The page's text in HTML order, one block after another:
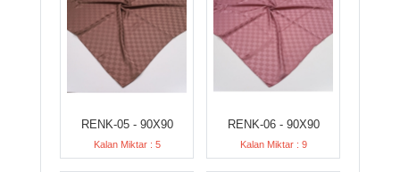
RENK-05 - 90X90
Kalan Miktar : 5
RENK-06 - 90X90
Kalan Miktar : 9